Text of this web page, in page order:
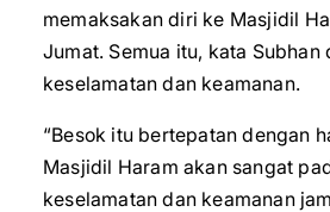
memaksakan diri ke Masjidil
Jumat. Semua itu, kata Subhan
keselamatan dan keamanan.
“Besok itu bertepatan dengan
Masjidil Haram akan sangat
keselamatan dan keamanan